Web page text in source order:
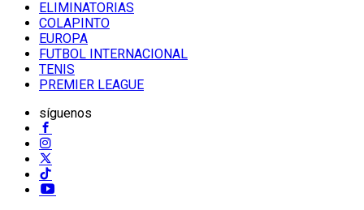
ELIMINATORIAS
COLAPINTO
EUROPA
FUTBOL INTERNACIONAL
TENIS
PREMIER LEAGUE
síguenos